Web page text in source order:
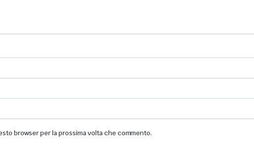
browser per la prossima volta che commento.